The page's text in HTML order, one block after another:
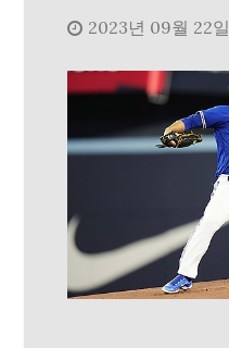
2023년 09월 22일